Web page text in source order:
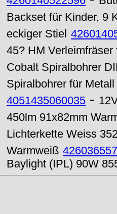
Backset für Kinder, 9
eckiger Stiel
45? HM
Cobalt Spiralbohrer
Spiralbohrer für
4051435060035 -
450lm 91x82mm
Lichterkette Weiss
Warmweiß
Baylight (IPL) 90W